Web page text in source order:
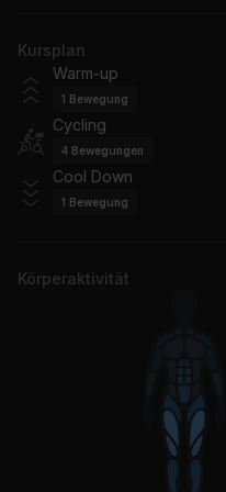
Locked out of Heaven
Bruno Mars
A Million Dreams
P!Nk, P!nk
Kursplan
Warm-up
1 Bewegung
Cycling
4 Bewegungen
Cool Down
1 Bewegung
Körperaktivität